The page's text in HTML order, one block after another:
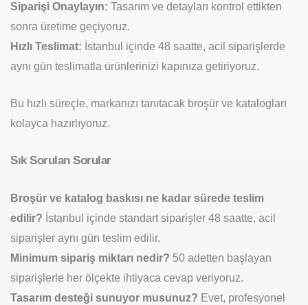
Siparişi Onaylayın: Tasarım ve detayları kontrol ettikten
sonra üretime geçiyoruz.
Hızlı Teslimat: İstanbul içinde 48 saatte, acil siparişlerde
aynı gün teslimatla ürünlerinizi kapınıza getiriyoruz.
Bu hızlı süreçle, markanızı tanıtacak broşür ve katalogları
kolayca hazırlıyoruz.
Sık Sorulan Sorular
Broşür ve katalog baskısı ne kadar sürede teslim
edilir? İstanbul içinde standart siparişler 48 saatte, acil
siparişler aynı gün teslim edilir.
Minimum sipariş miktarı nedir? 50 adetten başlayan
siparişlerle her ölçekte ihtiyaca cevap veriyoruz.
Tasarım desteği sunuyor musunuz? Evet, profesyonel